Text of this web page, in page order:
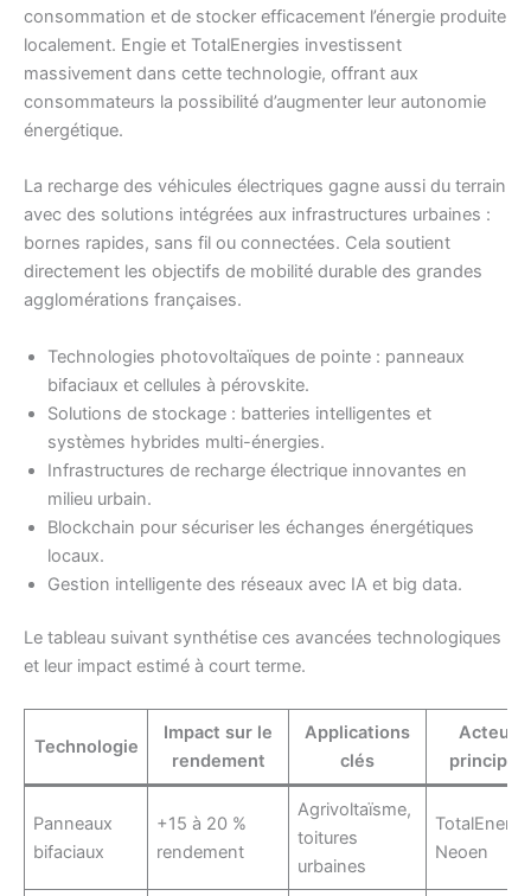
consommation et de stocker efficacement l’énergie produite
localement. Engie et TotalEnergies investissent
massivement dans cette technologie, offrant aux
consommateurs la possibilité d’augmenter leur autonomie
énergétique.
La recharge des véhicules électriques gagne aussi du terrain
avec des solutions intégrées aux infrastructures urbaines :
bornes rapides, sans fil ou connectées. Cela soutient
directement les objectifs de mobilité durable des grandes
agglomérations françaises.
Technologies photovoltaïques de pointe : panneaux
bifaciaux et cellules à pérovskite.
Solutions de stockage : batteries intelligentes et
systèmes hybrides multi-énergies.
Infrastructures de recharge électrique innovantes en
milieu urbain.
Blockchain pour sécuriser les échanges énergétiques
locaux.
Gestion intelligente des réseaux avec IA et big data.
Le tableau suivant synthétise ces avancées technologiques
et leur impact estimé à court terme.
Technologie
Impact sur le
rendement
Applications
clés
Acteurs
Panneaux
bifaciaux
+15 à 20 %
rendement
Agrivoltaïsme,
toitures
urbaines
Neoen